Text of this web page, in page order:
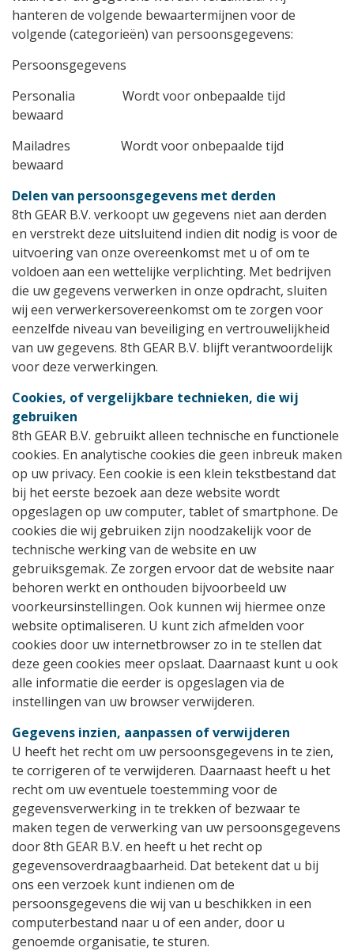
hanteren de volgende bewaartermijnen voor de
volgende (categorieën) van persoonsgegevens:
Persoonsgegevens
Personalia Wordt voor onbepaalde tijd
bewaard
Mailadres Wordt voor onbepaalde tijd
bewaard
Delen van persoonsgegevens met derden
8th GEAR B.V. verkoopt uw gegevens niet aan derden
en verstrekt deze uitsluitend indien dit nodig is voor de
uitvoering van onze overeenkomst met u of om te
voldoen aan een wettelijke verplichting. Met bedrijven
die uw gegevens verwerken in onze opdracht, sluiten
wij een verwerkersovereenkomst om te zorgen voor
eenzelfde niveau van beveiliging en vertrouwelijkheid
van uw gegevens. 8th GEAR B.V. blijft verantwoordelijk
voor deze verwerkingen.
Cookies, of vergelijkbare technieken, die wij
gebruiken
8th GEAR B.V. gebruikt alleen technische en functionele
cookies. En analytische cookies die geen inbreuk maken
op uw privacy. Een cookie is een klein tekstbestand dat
bij het eerste bezoek aan deze website wordt
opgeslagen op uw computer, tablet of smartphone. De
cookies die wij gebruiken zijn noodzakelijk voor de
technische werking van de website en uw
gebruiksgemak. Ze zorgen ervoor dat de website naar
behoren werkt en onthouden bijvoorbeeld uw
voorkeursinstellingen. Ook kunnen wij hiermee onze
website optimaliseren. U kunt zich afmelden voor
cookies door uw internetbrowser zo in te stellen dat
deze geen cookies meer opslaat. Daarnaast kunt u ook
alle informatie die eerder is opgeslagen via de
instellingen van uw browser verwijderen.
Gegevens inzien, aanpassen of verwijderen
U heeft het recht om uw persoonsgegevens in te zien,
te corrigeren of te verwijderen. Daarnaast heeft u het
recht om uw eventuele toestemming voor de
gegevensverwerking in te trekken of bezwaar te
maken tegen de verwerking van uw persoonsgegevens
door 8th GEAR B.V. en heeft u het recht op
gegevensoverdraagbaarheid. Dat betekent dat u bij
ons een verzoek kunt indienen om de
persoonsgegevens die wij van u beschikken in een
computerbestand naar u of een ander, door u
genoemde organisatie, te sturen.